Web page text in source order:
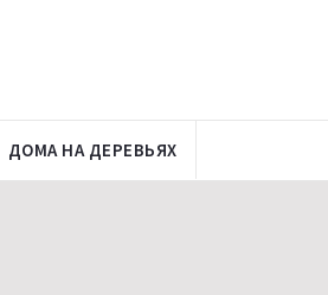
ДОМА НА ДЕРЕВЬЯХ